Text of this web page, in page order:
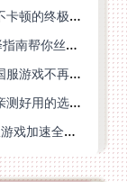
在英国打一梦江湖卡吗？海外党国服游戏不卡顿的终极解法
海外党打枪神纪卡成PPT？这篇加速器选择指南帮你丝滑上分
美国打我的起源加速器下载指南：海外玩国服游戏不再卡的终极方案
江南百景图国外加速器有哪些？海外玩家亲测好用的选择与避坑指南
去国外能打王国保卫战4吗？海外玩家国服游戏加速全攻略（附公主连结幻想江湖实测）